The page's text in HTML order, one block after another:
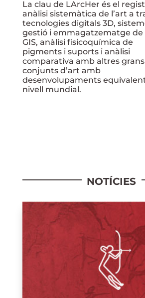
La clau de LArcHer és el
anàlisi sistemàtica de l’art a
tecnologies digitals 3D,
gestió i emmagatzematge de
GIS, anàlisi fisicoquímica de
pigments i suports i anàlisi
comparativa amb altres grans
conjunts d’art amb
desenvolupaments
nivell mundial.
NOTÍCIES